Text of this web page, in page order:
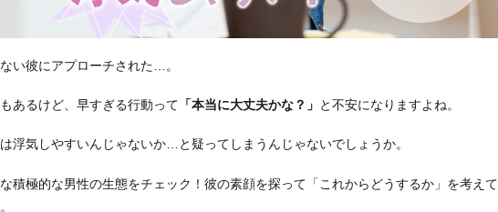
い彼にアプローチされた…。
あるけど、早すぎる行動って 「本当に大丈夫かな？」 と不安になりますよね。
浮気しやすいんじゃないか…と疑ってしまうんじゃないでしょうか。
積極的な男性の生態をチェック！彼の素顔を探って「これからどうするか」を考えて